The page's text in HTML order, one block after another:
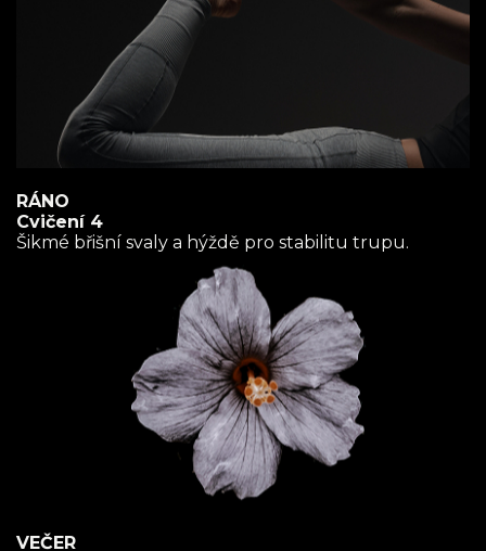
RÁNO
Cvičení 4
Šikmé břišní svaly a hýždě pro stabilitu trupu.
VEČER